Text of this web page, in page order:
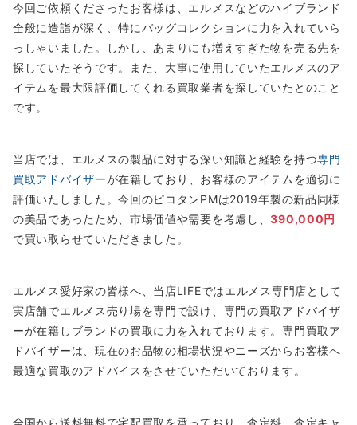
今回ご依頼くださったお客様は、エルメスなどのハイブランド
全般に造詣が深く、特にバッグコレクションに力を入れていら
っしゃいました。しかし、あまりにも増えすぎた物を売る先を
探していたそうです。また、大事に使用していたエルメスのア
イテムを最大限評価してくれる買取業者を探していたとのこと
です。
当店では、エルメスの製品に対する深い知識と経験を持つ専門
買取アドバイザーが在籍しており、お客様のアイテムを適切に
評価いたしました。今回のピコタンPMは2019年製の新品同様
の美品であったため、市場価値や需要を考慮し、390,000円
で買い取らせていただきました。
エルメス愛好家の皆様へ、当店LIFEではエルメス専門店として
実店舗でエルメス売り場を専門で設け、専門の買取アドバイザ
ーが在籍しブランドの買取に力を入れております。専門買取ア
ドバイザーは、現在のお品物の相場状況やニーズからお客様へ
最適な買取のアドバイスをさせていただいております。
全国から送料無料で宅配買取を承っており、査定料、査定キャ